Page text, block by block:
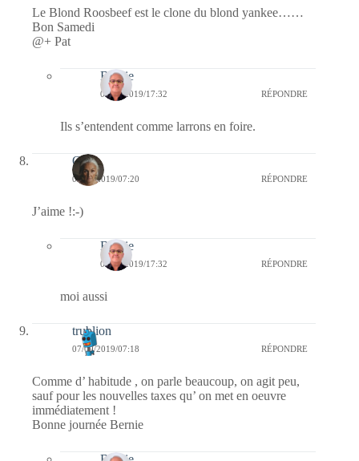
Le Blond Roosbeef est le clone du blond yankee……
Bon Samedi
@+ Pat
Bernie
08/09/2019/17:32 RÉPONDRE
Ils s’entendent comme larrons en foire.
Ours
07/09/2019/07:20 RÉPONDRE
J’aime !:-)
Bernie
08/09/2019/17:32 RÉPONDRE
moi aussi
trublion
07/09/2019/07:18 RÉPONDRE
Comme d’ habitude , on parle beaucoup, on agit peu,
sauf pour les nouvelles taxes qu’ on met en oeuvre
immédiatement !
Bonne journée Bernie